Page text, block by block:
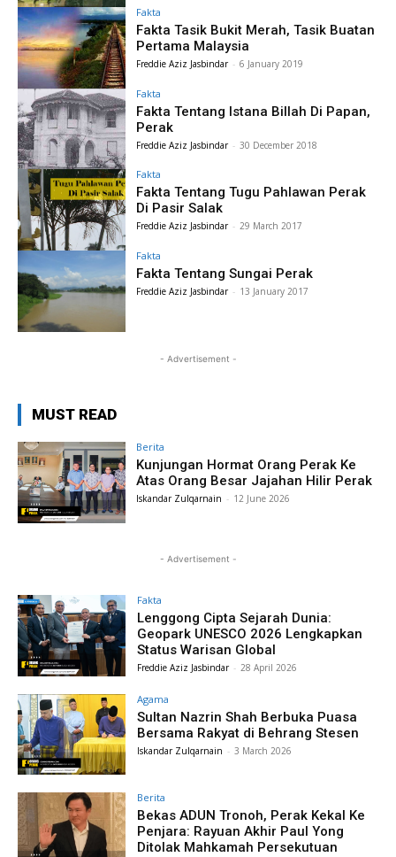
Fakta
Fakta Tasik Bukit Merah, Tasik Buatan
Pertama Malaysia
Freddie Aziz Jasbindar - 6 January 2019
Fakta
Fakta Tentang Istana Billah Di Papan,
Perak
Freddie Aziz Jasbindar - 30 December 2018
Fakta
Fakta Tentang Tugu Pahlawan Perak
Di Pasir Salak
Freddie Aziz Jasbindar - 29 March 2017
Fakta
Fakta Tentang Sungai Perak
Freddie Aziz Jasbindar - 13 January 2017
- Advertisement -
MUST READ
Berita
Kunjungan Hormat Orang Perak Ke
Atas Orang Besar Jajahan Hilir Perak
Iskandar Zulqarnain - 12 June 2026
- Advertisement -
Fakta
Lenggong Cipta Sejarah Dunia:
Geopark UNESCO 2026 Lengkapkan
Status Warisan Global
Freddie Aziz Jasbindar - 28 April 2026
Agama
Sultan Nazrin Shah Berbuka Puasa
Bersama Rakyat di Behrang Stesen
Iskandar Zulqarnain - 3 March 2026
Berita
Bekas ADUN Tronoh, Perak Kekal Ke
Penjara: Rayuan Akhir Paul Yong
Ditolak Mahkamah Persekutuan